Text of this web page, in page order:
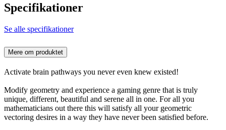
Specifikationer
Se alle specifikationer
Mere om produktet
Activate brain pathways you never even knew existed!
Modify geometry and experience a gaming genre that is truly
unique, different, beautiful and serene all in one. For all you
mathematicians out there this will satisfy all your geometric
vectoring desires in a way they have never been satisfied before.